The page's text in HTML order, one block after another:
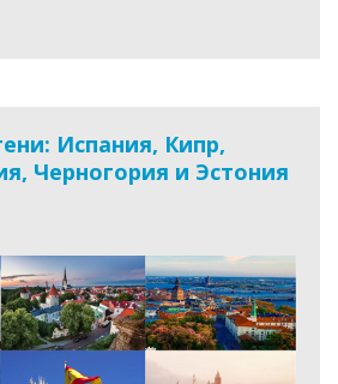
Испания, Кипр,
Черногория и Эстония